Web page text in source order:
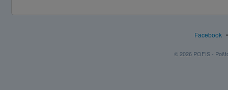
Facebook
© 2026 POFIS -